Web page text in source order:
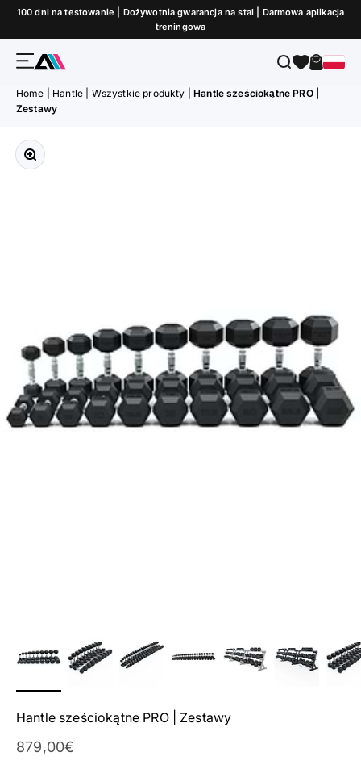
Przejdź do treści
100 dni na testowanie | Dożywotnia gwarancja na stal | Darmowa aplikacja
treningowa
MenuATLETICA SzukajKoszyk
Home Hantle Wszystkie produkty
Hantle sześciokątne PRO |
Zestawy
Przybliż
Hantle sześciokątne PRO | Zestawy
Cena promocyjna
879,00€